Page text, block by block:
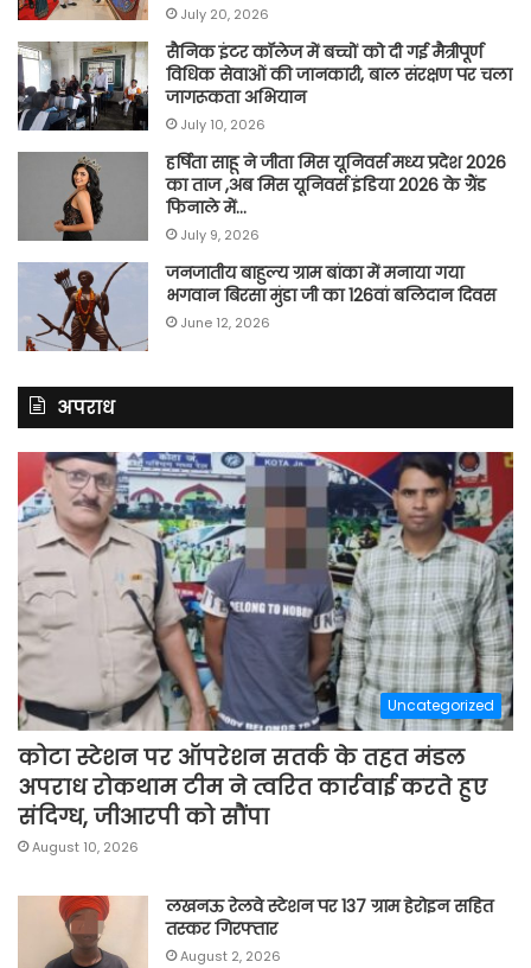
July 20, 2026
सैनिक इंटर कॉलेज में बच्चों को दी गई मैत्रीपूर्ण
विधिक सेवाओं की जानकारी, बाल संरक्षण पर चला
जागरूकता अभियान
July 10, 2026
हर्षिता साहू ने जीता मिस यूनिवर्स मध्य प्रदेश 2026
का ताज ,अब मिस यूनिवर्स इंडिया 2026 के ग्रैंड
फिनाले में…
July 9, 2026
जनजातीय बाहुल्य ग्राम बांका में मनाया गया
भगवान बिरसा मुंडा जी का 126वां बलिदान दिवस
June 12, 2026
अपराध
Uncategorized
कोटा स्टेशन पर ऑपरेशन सतर्क के तहत मंडल
अपराध रोकथाम टीम ने त्वरित कार्रवाई करते हुए
संदिग्ध, जीआरपी को सौंपा
August 10, 2026
लखनऊ रेलवे स्टेशन पर 137 ग्राम हेरोइन सहित
तस्कर गिरफ्तार
August 2, 2026